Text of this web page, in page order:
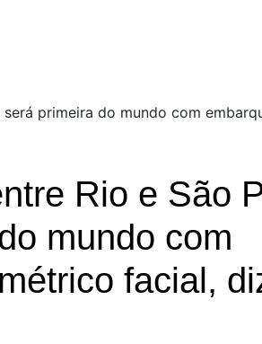
será primeira do mundo com
Rio e São
mundo com
facial,